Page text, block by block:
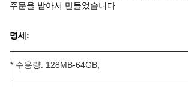
주문을 받아서 만들었습니다
명세:
* 수용량: 128MB-64GB;